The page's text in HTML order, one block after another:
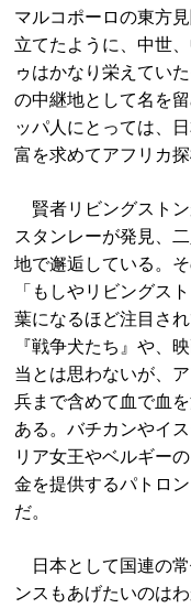
マルコポーロの東方
立てたように、中世
ゥはかなり栄えてい
の中継地として名を
ッパ人にとっては、
富を求めてアフリカ探
賢者リビングスト
スタンレーが発見、
地で邂逅している。
「もしやリビングス
葉になるほど注目さ
『戦争犬たち』や、
当とは思わないが、
兵まで含めて血で血
ある。バチカンやイ
リア女王やベルギー
金を提供するパトロ
だ。
日本として国連の
ンスもあげたいのは